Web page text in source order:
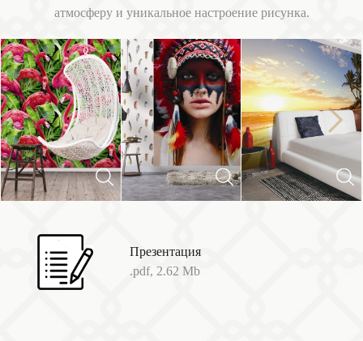
атмосферу и уникальное настроение рисунка.
Previous
Next
Презентация
.pdf, 2.62 Mb